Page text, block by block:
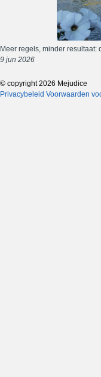
Meer regels, minder resultaat:
9 jun 2026
© copyright 2026 Mejudice
Privacybeleid Voorwaarden